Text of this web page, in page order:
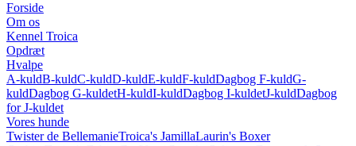
Forside
Om os
Kennel Troica
Opdræt
Hvalpe
A-kuldB-kuldC-kuldD-kuldE-kuldF-kuldDagbog F-kuldG-
kuldDagbog G-kuldetH-kuldI-kuldDagbog I-kuldetJ-kuldDagbog
for J-kuldet
Vores hunde
Twister de BellemanieTroica's JamillaLaurin's Boxer